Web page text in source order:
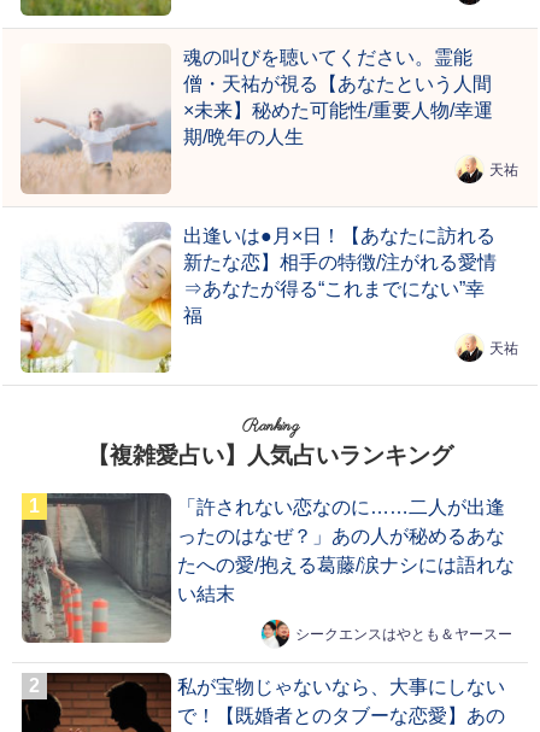
魂の叫びを聴いてください。霊能
僧・天祐が視る【あなたという人間
×未来】秘めた可能性/重要人物/幸運
期/晩年の人生
天祐
出逢いは●月×日！【あなたに訪れる
新たな恋】相手の特徴/注がれる愛情
⇒あなたが得る“これまでにない”幸
福
天祐
Ranking
【複雑愛占い】人気占いランキング
「許されない恋なのに……二人が出逢
ったのはなぜ？」あの人が秘めるあな
たへの愛/抱える葛藤/涙ナシには語れな
い結末
シークエンスはやとも＆ヤースー
私が宝物じゃないなら、大事にしない
で！【既婚者とのタブーな恋愛】あの